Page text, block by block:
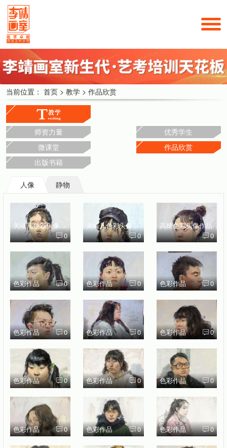
当前位置： 首页 > 教学 > 作品欣赏
师资力量
优秀学生
微课堂
作品欣赏
出版书籍
人像 静物
0
0
高婧色彩头像作品
0
色彩作品 0 色彩作品 0 色彩作品 0
色彩作品 0 色彩作品 0 色彩作品 0
色彩作品 0 色彩作品 0 色彩作品 0
色彩作品 0 色彩作品 0 色彩作品 0